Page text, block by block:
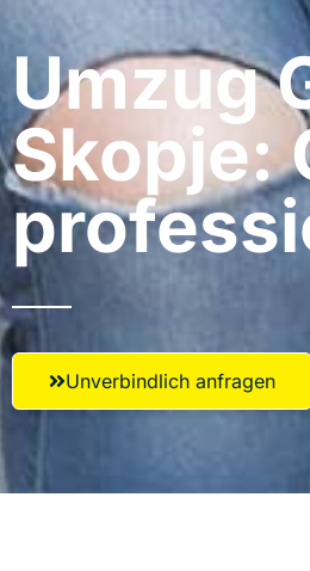
Umzug
Skopje:
Unverbindlich anfragen